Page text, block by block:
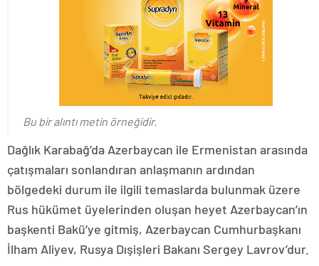
Bu bir alıntı metin örneğidir.
Dağlık Karabağ’da Azerbaycan ile Ermenistan arasında
çatışmaları sonlandıran anlaşmanın ardından
bölgedeki durum ile ilgili temaslarda bulunmak üzere
Rus hükümet üyelerinden oluşan heyet Azerbaycan’ın
başkenti Bakü’ye gitmiş, Azerbaycan Cumhurbaşkanı
İlham Aliyev, Rusya Dışişleri Bakanı Sergey Lavrov’dur.